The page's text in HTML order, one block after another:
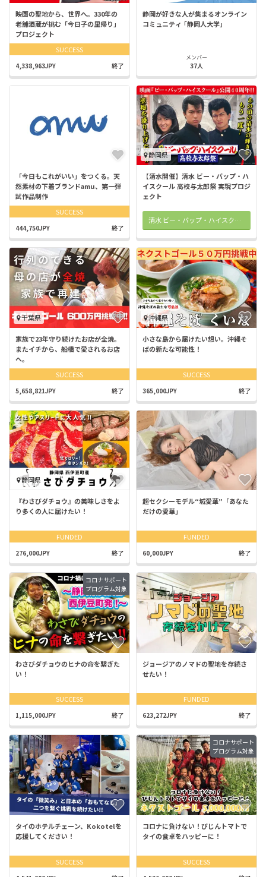
映画の聖地から、世界へ。330年の
老舗酒蔵が挑む「今日子の里帰り」
プロジェクト
SUCCESS
4,338,963JPY 終了
静岡が好きな人が集まるオンライン
コミュニティ ｢静岡人大学｣
メンバー
37人
「今日もこれがいい」をつくる。天
然素材の下着ブランドamu、第一弾
試作品制作
SUCCESS
444,750JPY 終了
静岡県
【清水開催】清水 ビー・バップ・ハ
イスクール 高校与太郎祭 実現プロジ
ェクト
清水 ビー・バップ・ハイスクール 高校与太郎祭 公式グッズ
千葉県
家族で23年守り続けたお店が全焼。
またイチから、船橋で愛されるお店
へ。
SUCCESS
5,658,821JPY 終了
沖縄県
小さな島から届けたい想い。沖縄そ
ばの新たな可能性！
SUCCESS
365,000JPY 終了
静岡県
『わさびダチョウ』の美味しさをよ
り多くの人に届けたい！
FUNDED
276,000JPY 終了
超セクシーモデル“城愛華”「あなた
だけの愛華」
FUNDED
60,000JPY 終了
コロナサポート
プログラム対象
わさびダチョウのヒナの命を繋ぎた
い！
SUCCESS
1,115,000JPY 終了
ジョージアのノマドの聖地を存続さ
せたい！
FUNDED
623,272JPY 終了
タイのホテルチェーン、Kokotelを
応援してください！
SUCCESS
コロナサポート
プログラム対象
コロナに負けない！びじんトマトで
タイの食卓をハッピーに！
SUCCESS